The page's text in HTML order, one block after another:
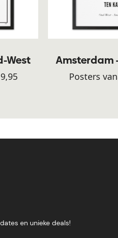
West Amsterdam
Posters
en unieke deals!